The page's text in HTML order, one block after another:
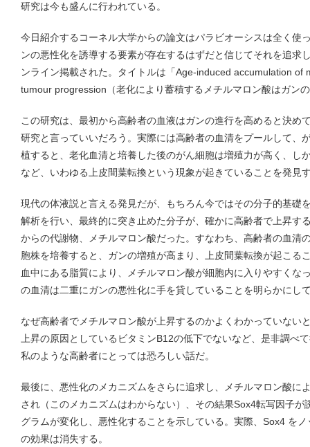
研究は今も盛んに行われている。
今日紹介するコーネル大学からの論文はパラビオーシスは全く使
ンの悪性化を誘導する要素が存在するはずだと信じてそれを追求
ンライン掲載された。タイトルは「Age-induced accumulation of
tumour progression（老化により蓄積するメチルマロン酸はガン
この研究は、最初から高齢者の血液はガンの進行を高めると決め
研究と言っていいだろう。実際には高齢者の血清をプールして、
植すると、老化血清と培養した後のがん細胞は増殖力が高く、し
など、いわゆる上皮間葉転換という現象が起きていることを発見
現代の体液説と言える発見だが、もちろん今ではその分子的基礎
解析を行い、最終的に突き止めた分子が、確かに高齢者で上昇す
からの代謝物、メチルマロン酸だった。すなわち、高齢者の血清
胞株を培養すると、ガンの増殖が高まり、上皮間葉転換が起こる
血中にある脂質により、メチルマロン酸が細胞内に入りやすくな
の血清は二重にガンの悪性化に手を貸していることを明らかにし
なぜ高齢者でメチルマロン酸が上昇するのかよくわかっていない
上昇の原因としているビタミンB12の低下でないなど、是非調べ
私のような高齢者にとっては恐ろしい話だ。
最後に、悪性化のメカニズムをさらに追求し、メチルマロン酸に
され（このメカニズムはわからない）、その結果Sox4転写因子
グラムが変化し、悪性化することを示している。実際、Sox4 を
の効果は消失する。